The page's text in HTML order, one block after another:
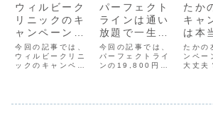
ウィルビーク
リニックのキ
ャンペーン情
報！お得に脱
毛したい方は
こちら！
今回の記事では、
ウィルビークリニ
ックのキャンペー
パーフェクト
ラインは通い
放題で一生通
えるって本
当？真相を調
査しました！
今回の記事では、
パーフェクトライ
ンの19,800円の
たか
キャ
は本
夫？
金・
徹底
たかの
ンペー
大丈夫